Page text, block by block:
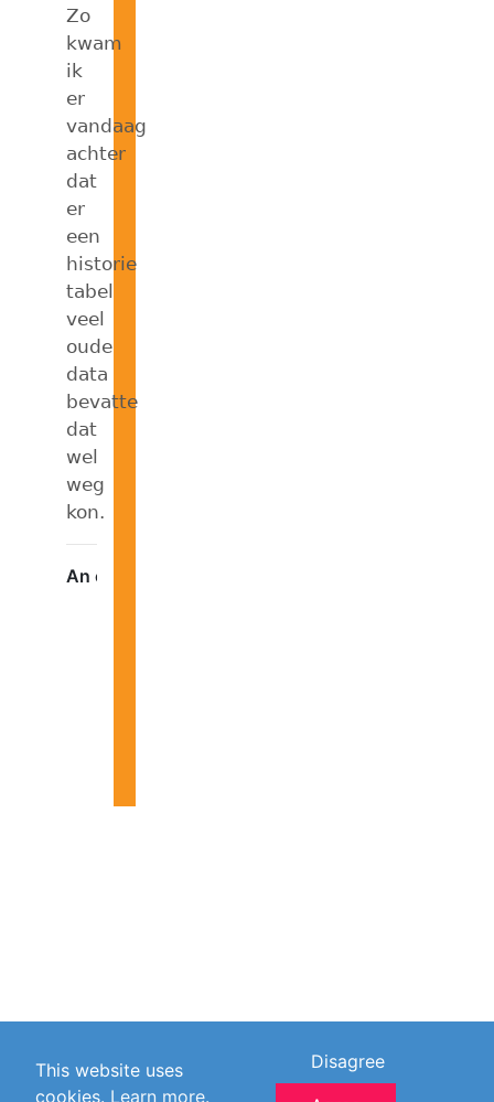
Zo
kwam
ik
er
vandaag
achter
dat
er
een
historie
tabel
veel
oude
data
bevatte
dat
wel
weg
kon.
This website uses
cookies. Learn more.
Disagree